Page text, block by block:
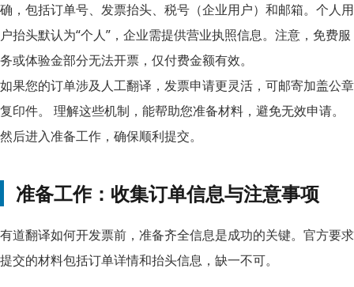
确，包括订单号、发票抬头、税号（企业用户）和邮箱。个人用
户抬头默认为“个人”，企业需提供营业执照信息。注意，免费服
务或体验金部分无法开票，仅付费金额有效。
如果您的订单涉及人工翻译，发票申请更灵活，可邮寄加盖公章
复印件。 理解这些机制，能帮助您准备材料，避免无效申请。
然后进入准备工作，确保顺利提交。
准备工作：收集订单信息与注意事项
有道翻译如何开发票前，准备齐全信息是成功的关键。官方要求
提交的材料包括订单详情和抬头信息，缺一不可。